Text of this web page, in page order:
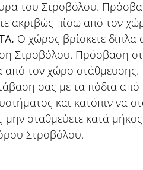
του Στροβόλου.
ακριβώς πίσω από τον
. Ο χώρος βρίσκετε δίπλα
Στροβόλου. Πρόσβαση
από τον χώρο στάθμευσης.
σας με τα πόδια
και κατόπιν να
σταθμεύετε κατά
Στροβόλου.